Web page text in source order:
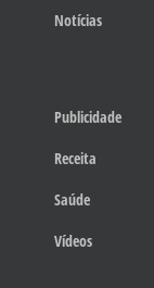
Notícias
Publicidade
Receita
Saúde
Vídeos